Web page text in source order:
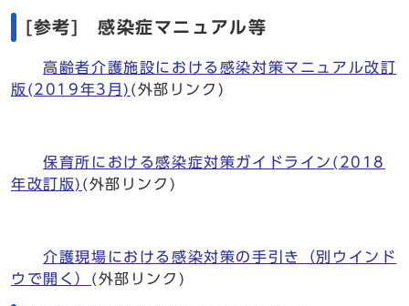
[参考] 感染症マニュアル等
高齢者介護施設における感染対策マニュアル改訂
版(2019年3月) (外部リンク)
保育所における感染症対策ガイドライン(2018
年改訂版) (外部リンク)
介護現場における感染対策の手引き
（別ウインド
ウで開く） (外部リンク)